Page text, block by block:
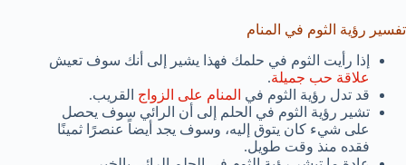
تفسير رؤية الثوم في المنام
إذا رأيت الثوم في حلمك فهذا يشير إلى أنك سوف تعيش
علاقة حب جميلة.
قد تدل رؤية الثوم في المنام على الزواج القريب.
تشير رؤية الثوم في الحلم إلى أن الرائي سوف يحصل
على شيء كان يتوق إليه، وسوف يجد أيضاً عنصرًا ثمينًا
فقده منذ وقت طويل.